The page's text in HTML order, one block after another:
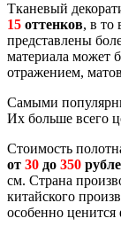
Тканевый
15 оттенков, в то
представлены
материала может
отражением,
Самыми
Их больше всего
Стоимость
от 30 до 350
см. Страна
китайского
особенно